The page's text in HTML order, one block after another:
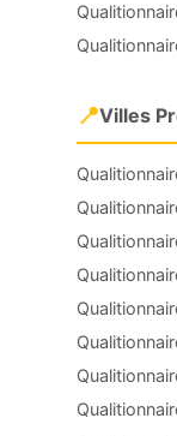
📍Villes